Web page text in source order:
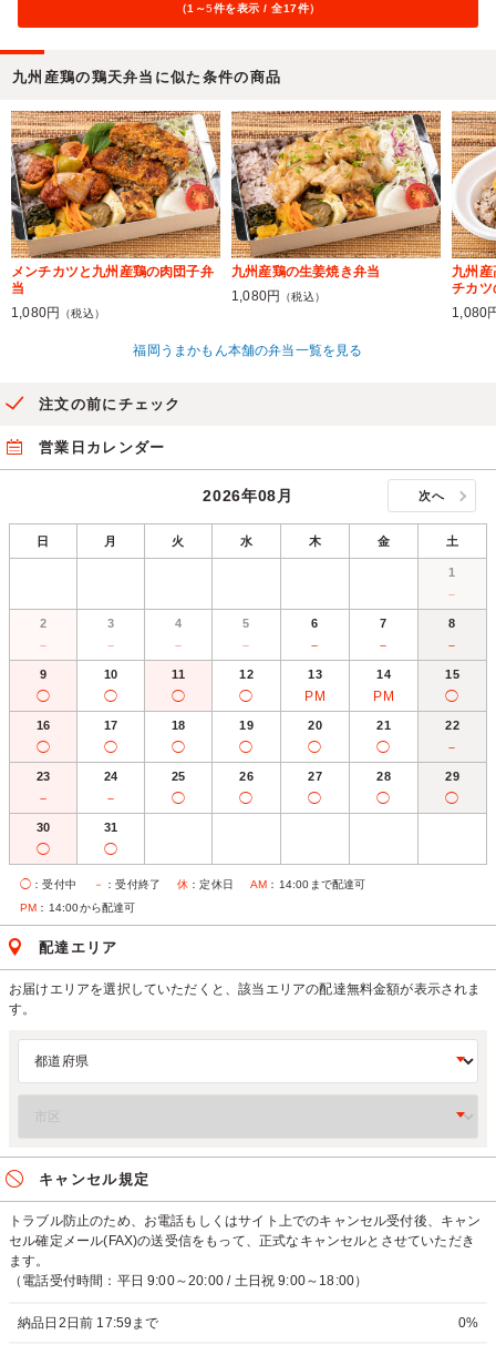
（1～5件を表示 / 全17件）
九州産鶏の鶏天弁当に似た条件の商品
メンチカツと九州産鶏の肉団子弁
当
1,080円
（税込）
九州産鶏の生姜焼き弁当
1,080円
（税込）
九州
チカツ
1,080
福岡うまかもん本舗の弁当一覧を見る
注文の前にチェック
営業日カレンダー
2026年08月 次へ
日 月 火 水 木 金 土
1
－
2
－
3
－
4
－
5
－
6
－
7
－
8
－
9
◯
10
◯
11
◯
12
◯
13
PM
14
PM
15
◯
16
◯
17
◯
18
◯
19
◯
20
◯
21
◯
22
－
23
－
24
－
25
◯
26
◯
27
◯
28
◯
29
◯
30
◯
31
◯
◯ ：受付中 － ：受付終了 休 ：定休日 AM ：14:00まで配達可
PM ：14:00から配達可
配達エリア
お届けエリアを選択していただくと、該当エリアの配達無料金額が表示されま
す。
キャンセル規定
トラブル防止のため、お電話もしくはサイト上でのキャンセル受付後、キャン
セル確定メール(FAX)の送受信をもって、正式なキャンセルとさせていただき
ます。
（電話受付時間：平日 9:00～20:00 / 土日祝 9:00～18:00）
納品日2日前 17:59まで 0%